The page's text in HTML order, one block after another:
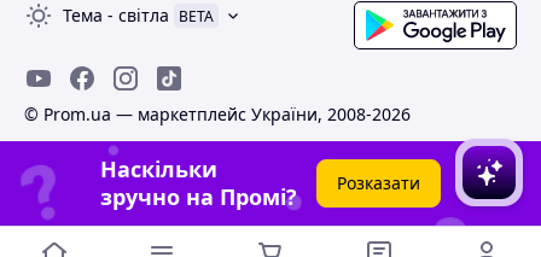
Тема - світла BETA
© Prom.ua — маркетплейс України, 2008-2026
Наскільки
зручно на Промі?
Розказати